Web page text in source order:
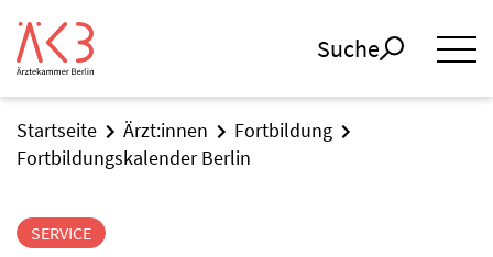
Suche
Startseite Ärzt:innen
Fortbildung
Fortbildungskalender Berlin
SERVICE